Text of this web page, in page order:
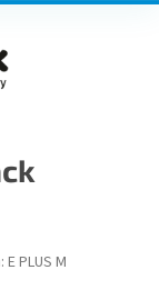
E PLUS M